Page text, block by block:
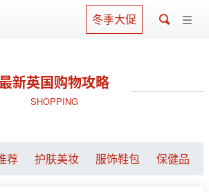
冬季大促
新英国购物攻略
SHOPPING
荐 护肤美妆 服饰鞋包 保健品